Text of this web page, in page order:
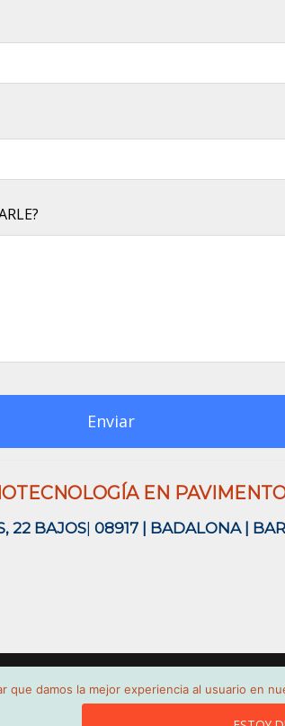
Enviar
EN
22 BAJOS 08917 BADALONA
que damos la mejor experiencia al usuario en